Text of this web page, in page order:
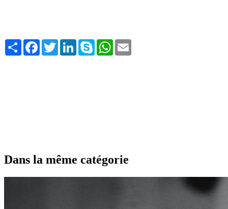
Share FacebookTwitterLinkedInSkype WhatsApp
Dans la même catégorie